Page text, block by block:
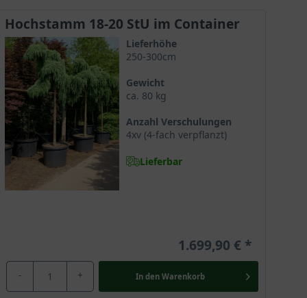
Hochstamm 18-20 StU im Container
Lieferhöhe
250-300cm
Gewicht
ca. 80 kg
Anzahl Verschulungen
4xv (4-fach verpflanzt)
Lieferbar
1.699,90 €
- + In den Warenkorb